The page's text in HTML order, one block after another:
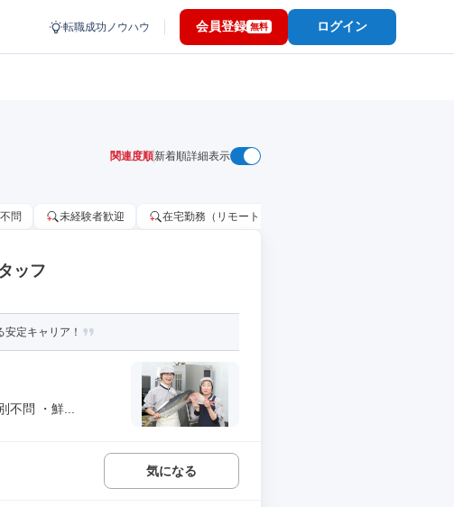
転職成功ノウハウ 会員登録 無料 ログイン
関連度順新着順詳細表示
問 未経験者歓迎 在宅勤務（リモートワーク）OK
ッフ
定キャリア！
不問 ・鮮...
気になる